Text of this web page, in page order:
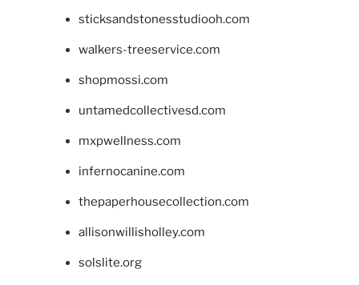
sticksandstonesstudiooh.com
walkers-treeservice.com
shopmossi.com
untamedcollectivesd.com
mxpwellness.com
infernocanine.com
thepaperhousecollection.com
allisonwillisholley.com
solslite.org